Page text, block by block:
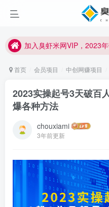
加入臭虾米网VIP，2023
加入臭虾米网VIP，2023
首页 会员项目 中创网赚项目
2023实操起号3天破百
爆各种方法
chouxiami
3年前更新